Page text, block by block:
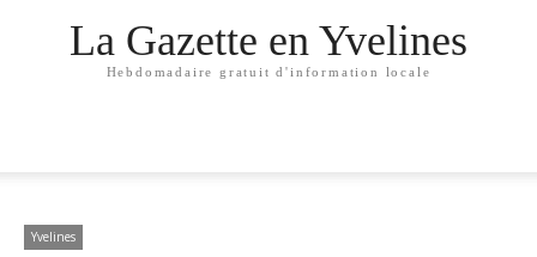
La Gazette en Yvelines
Hebdomadaire gratuit d'information locale
Yvelines